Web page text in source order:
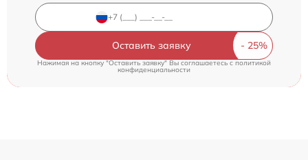
Оставить заявку
Нажимая на кнопку "Оставить заявку" Вы соглашаетесь cполитикой
конфиденциальности